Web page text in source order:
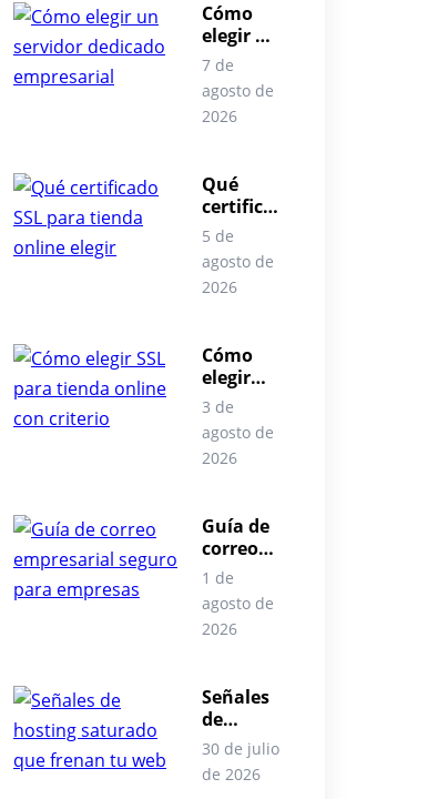
Cómo
elegir un
servidor
dedicad
o
empresa
7 de
agosto de
2026
Qué
certifica
do SSL
para
tienda
online
5 de
agosto de
2026
Cómo
elegir
SSL para
tienda
online
con
3 de
agosto de
2026
Guía de
correo
empresa
seguro
para
1 de
agosto de
2026
Señales
de
hosting
saturad
o que
30 de julio
de 2026